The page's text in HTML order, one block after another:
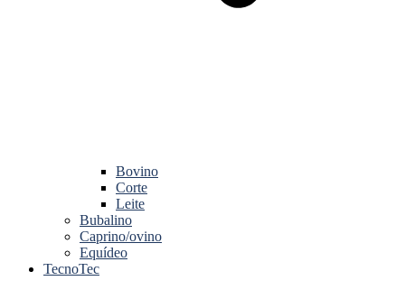
Bovino
Corte
Leite
Bubalino
Caprino/ovino
Equídeo
TecnoTec